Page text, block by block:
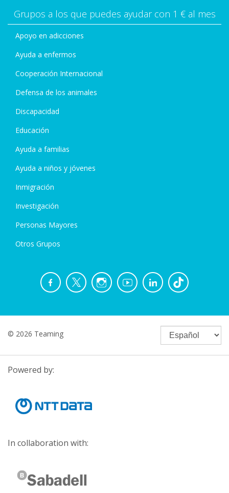
Grupos a los que puedes ayudar con 1 € al mes
Apoyo en adicciones
Ayuda a enfermos
Cooperación Internacional
Defensa de los animales
Discapacidad
Educación
Ayuda a familias
Ayuda a niños y jóvenes
Inmigración
Investigación
Personas Mayores
Otros Grupos
© 2026 Teaming
Powered by:
In collaboration with: